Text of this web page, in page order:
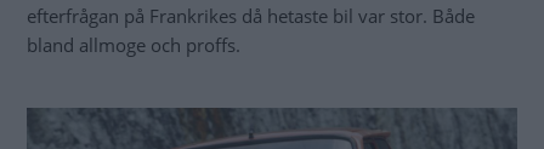
efterfrågan på Frankrikes då hetaste bil var stor. Både
bland allmoge och proffs.